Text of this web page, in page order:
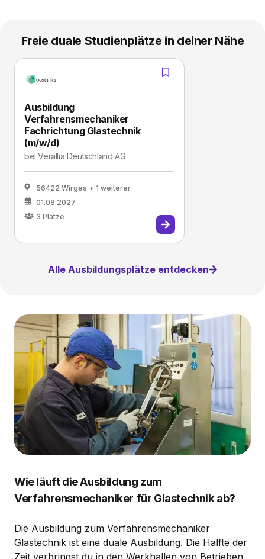
Freie duale Studienplätze in deiner Nähe
Ausbildung
Verfahrensmechaniker
Fachrichtung Glastechnik
(m/w/d)
beiVerallia Deutschland AG
56422 Wirges + 1 weiterer
01.08.2027
3 Plätze
Alle Ausbildungsplätze entdecken
Wie läuft die Ausbildung zum
Verfahrensmechaniker für Glastechnik ab?
Die Ausbildung zum Verfahrensmechaniker
Glastechnik ist eine duale Ausbildung. Die Hälfte der
Zeit verbringst du in den Werkhallen von Betrieben